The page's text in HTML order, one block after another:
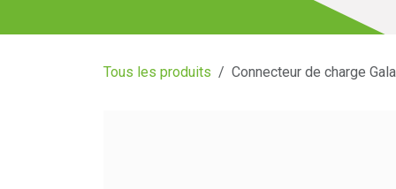
Tous les produits Connecteur de charge